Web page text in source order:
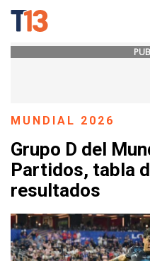
MUNDIAL 2026
Grupo D del
Partidos, tabla
resultados